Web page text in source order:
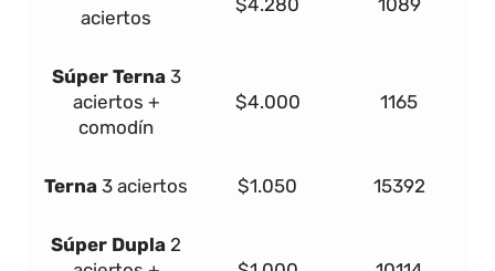
aciertos
$4.280 1089
Súper Terna 3
aciertos +
comodín
$4.000 1165
Terna 3 aciertos $1.050 15392
Súper Dupla 2